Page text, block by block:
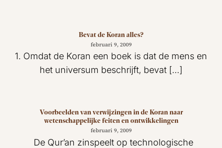
Bevat de Koran alles?
februari 9, 2009
1. Omdat de Koran een boek is dat de mens en
het universum beschrijft, bevat [...]
Voorbeelden van verwijzingen in de Koran naar
wetenschappelijke feiten en ontwikkelingen
februari 9, 2009
De Qur’an zinspeelt op technologische